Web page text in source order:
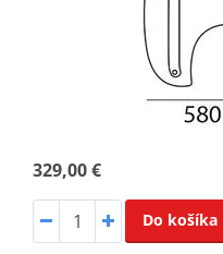
329,00 €
Do košíka